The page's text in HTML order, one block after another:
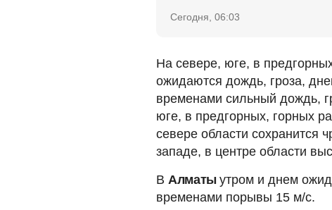
Сегодня, 06:03
На севере, юге, в
ожидаются дождь, гроза,
временами сильный дождь,
юге, в предгорных, горных
севере области сохранится
западе, в центре области
В Алматыутром и днем
временами порывы 15 м/с.